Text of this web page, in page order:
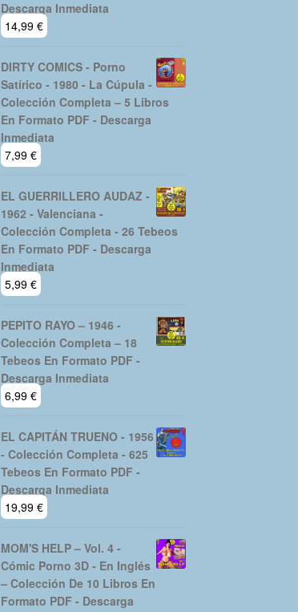
Descarga Inmediata
14,99 €
DIRTY COMICS - Porno
Satírico - 1980 - La Cúpula -
Colección Completa – 5 Libros
En Formato PDF - Descarga
Inmediata
7,99 €
EL GUERRILLERO AUDAZ -
1962 - Valenciana -
Colección Completa - 26 Tebeos
En Formato PDF - Descarga
Inmediata
5,99 €
PEPITO RAYO – 1946 -
Colección Completa – 18
Tebeos En Formato PDF -
Descarga Inmediata
6,99 €
EL CAPITÁN TRUENO - 1956
- Colección Completa - 625
Tebeos En Formato PDF -
Descarga Inmediata
19,99 €
MOM'S HELP – Vol. 4 -
Cómic Porno 3D - En Inglés
– Colección De 10 Libros En
Formato PDF - Descarga